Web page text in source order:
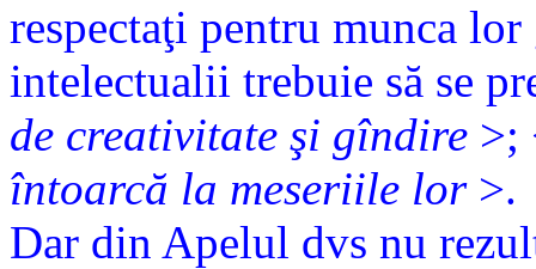
respectaţi pentru munca
intelectualii trebuie să se
de creativitate şi gîndire
întoarcă la meseriile lor >.
Dar din Apelul dvs nu